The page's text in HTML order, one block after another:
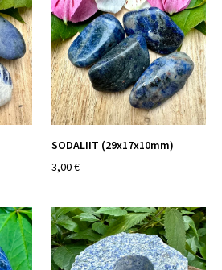
SODALIIT (29x17x10mm)
3,00 €